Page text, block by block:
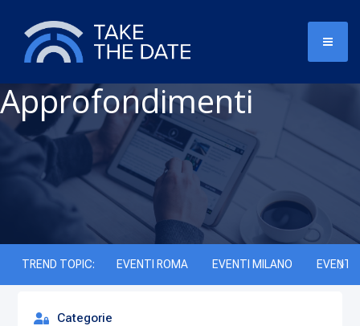
Approfondimenti
TREND TOPIC: EVENTI ROMA EVENTI MILANO EVENTI
Categorie